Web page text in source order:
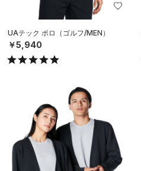
UAテック ポロ（ゴルフ/MEN）
￥5,940